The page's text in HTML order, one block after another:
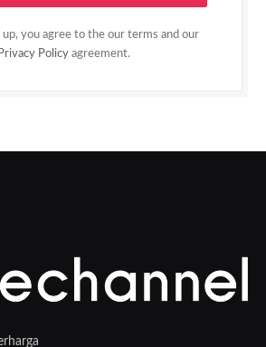
up, you agree to the our terms and our
Privacy Policy agreement.